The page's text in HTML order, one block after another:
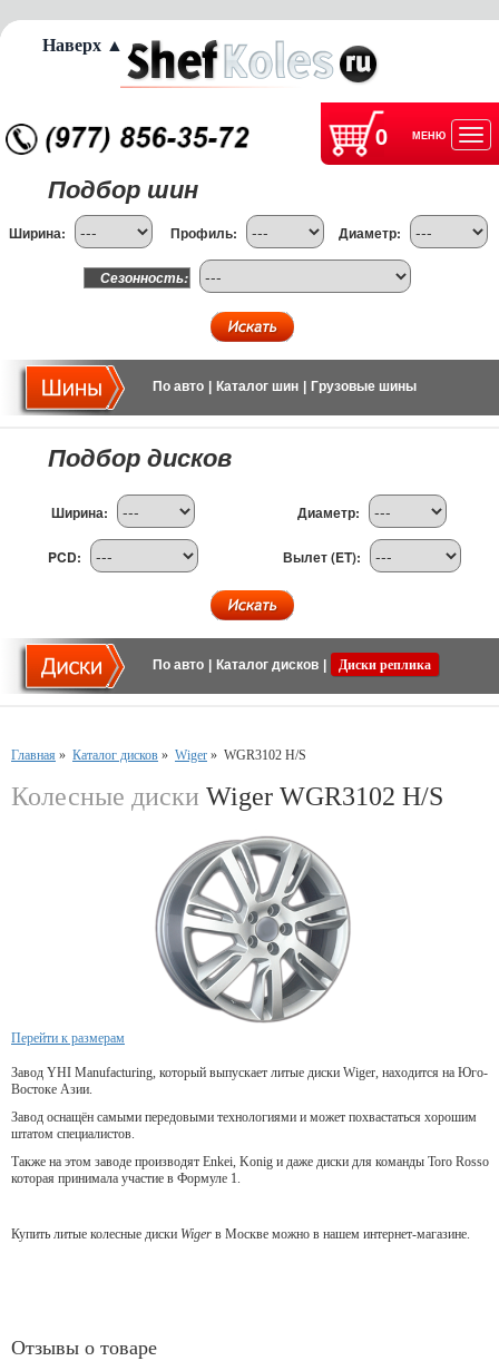
0 МЕНЮ
Подбор шин
Ширина: Профиль: Диаметр:
Сезонность:
По авто Каталог шин Грузовые шины
Подбор дисков
Ширина: Диаметр:
PCD: Вылет (ET):
По авто Каталог дисков Диски реплика
Главная » Каталог дисков » Wiger » WGR3102 H/S
Колесные диски Wiger WGR3102 H/S
Перейти к размерам
Завод YHI Manufacturing, который выпускает литые диски Wiger, находится на Юго-
Востоке Азии.
Завод оснащён самыми передовыми технологиями и может похвастаться хорошим
штатом специалистов.
Также на этом заводе производят Enkei, Konig и даже диски для команды Toro Rosso
которая принимала участие в Формуле 1.
Купить литые колесные диски Wiger в Москве можно в нашем интернет-магазине.
Отзывы о товаре
Наверх ▲